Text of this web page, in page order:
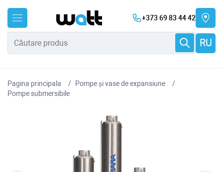
+373 69 83 44 42
RU
Pagina principala
Pompe și vase de expansiune
Pompe submersibile